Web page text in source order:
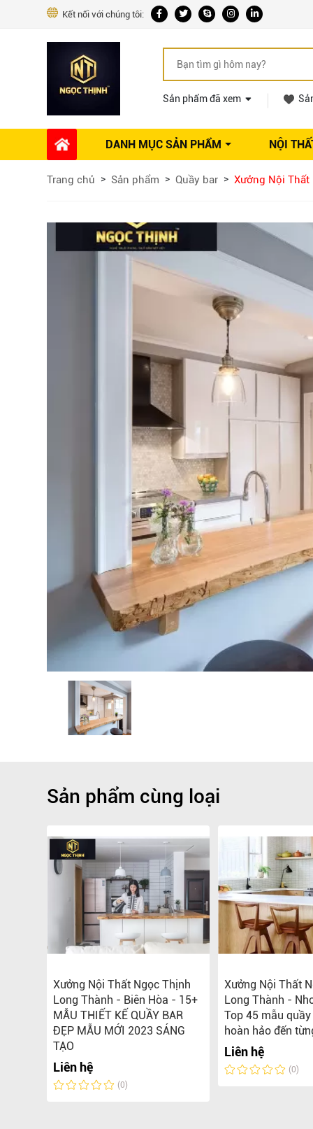
Kết nối với chúng tôi:
Sản phẩm đã xem
DANH MỤC SẢN PHẨM
Phụ kiện Nội thất
Ổ khóa tủ
Máy hút mùi
Vòi rửa nhà bếp
Phụ kiện tủ bếp trên
Ray trượt – bản lề – tay nắm cửa
Phụ kiện tủ bếp dưới
Giá để bát đĩa đa năng
Kệ để chất tẩy rửa
Kệ góc liên hoàn
NỘI
Dự án thi công Báo
Trang chủ Sản phẩm Quầy bar Xưởng Nội Thất
Sản phẩm cùng loại
Xưởng Nội Thất Ngọc Thịnh
Long Thành - Biên Hòa - 15+
MẪU THIẾT KẾ QUẦY BAR
ĐẸP MẪU MỚI 2023 SÁNG
TẠO
Liên hệ
(0)
Xưởng Nội Thất
Long Thành -
Top 45 mẫu
hoàn hảo đến
Liên hệ
(0)